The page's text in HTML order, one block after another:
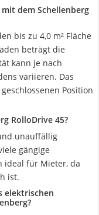
dem Schellenberg
bis zu 4,0 m² Fläche
beträgt die
kann je nach
variieren. Das
Position
RolloDrive 45?
unauffällig
gängige
ideal für Mieter, da
ist.
elektrischen